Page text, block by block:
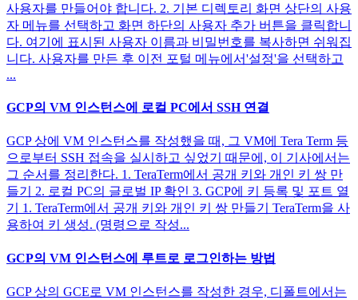
사용자를 만들어야 합니다. 2. 기본 디렉토리 화면 상단의 사용
자 메뉴를 선택하고 화면 하단의 사용자 추가 버튼을 클릭합니
다. 여기에 표시된 사용자 이름과 비밀번호를 복사하면 쉬워집
니다. 사용자를 만든 후 이전 포털 메뉴에서'설정'을 선택하고
...
GCP의 VM 인스턴스에 로컬 PC에서 SSH 연결
GCP 상에 VM 인스턴스를 작성했을 때, 그 VM에 Tera Term 등
으로부터 SSH 접속을 실시하고 싶었기 때문에, 이 기사에서는
그 순서를 정리한다. 1. TeraTerm에서 공개 키와 개인 키 쌍 만
들기 2. 로컬 PC의 글로벌 IP 확인 3. GCP에 키 등록 및 포트 열
기 1. TeraTerm에서 공개 키와 개인 키 쌍 만들기 TeraTerm을 사
용하여 키 생성. (명령으로 작성...
GCP의 VM 인스턴스에 루트로 로그인하는 방법
GCP 상의 GCE로 VM 인스턴스를 작성한 경우, 디폴트에서는